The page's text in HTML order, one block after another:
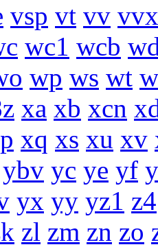
vsp vt vv vvx
wc1 wcb
wp ws wt
xa xb xcn
xq xs xu xv
ybv yc ye yf
yx yy yz1 z4
zl zm zn zo